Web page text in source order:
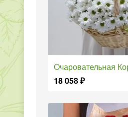
Очаровательная
18 058₽